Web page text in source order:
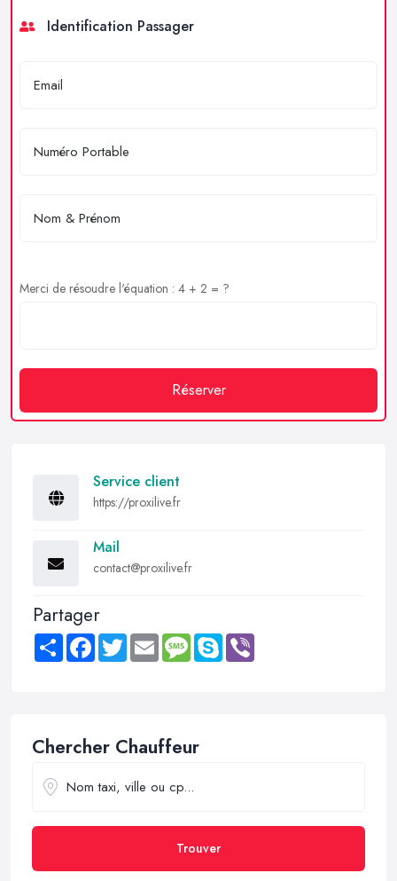
Identification Passager
Merci de résoudre l'équation : 4 + 2 = ?
Réserver
Service client
https://proxilive.fr
Mail
contact@proxilive.fr
Partager
Share FacebookTwitter Email MessageSkype
Chercher Chauffeur
Trouver